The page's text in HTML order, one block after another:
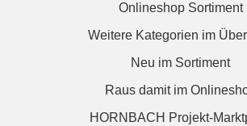
Onlineshop Sortiment
Weitere Kategorien im
Neu im Sortiment
Raus damit im
HORNBACH Projekt-